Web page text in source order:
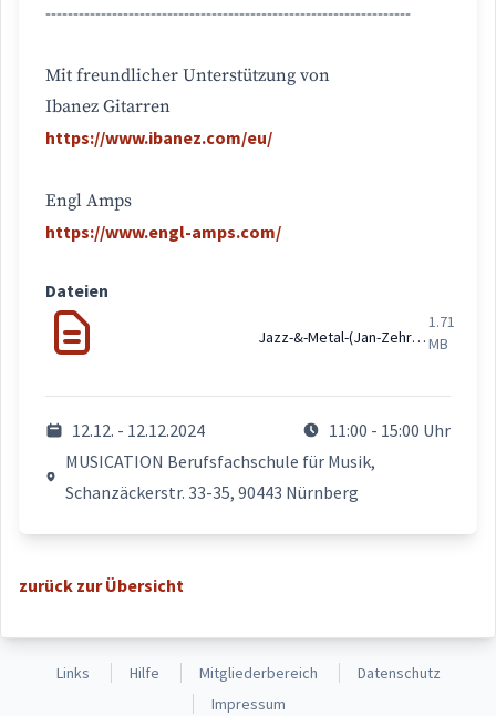
------------------------------------------------------------------
Mit freundlicher Unterstützung von
Ibanez Gitarren
https://www.ibanez.com/eu/
Engl Amps
https://www.engl-amps.com/
Dateien
Jazz-&-Metal-(Jan-Zehrfeld)_12.12.24_TKV-Mfr.pdf
1.71
MB
12.12. - 12.12.2024
11:00 - 15:00 Uhr
MUSICATION Berufsfachschule für Musik,
Schanzäckerstr. 33-35, 90443 Nürnberg
zurück zur Übersicht
Links Hilfe Mitgliederbereich
Datenschutz
Impressum